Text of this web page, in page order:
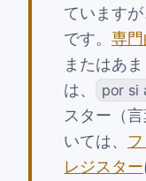
ています
です。専
またはあ
は、
por si
スター（
いては、
レジスター